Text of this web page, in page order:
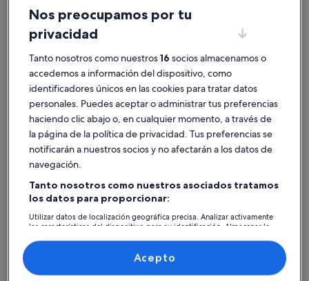
Barbate Alquileres con piscina en Los Caños de Meca
Encuentra el alquiler con piscina
perfecto en Los Caños de Meca
Más información sobre CASA AMBAR 75 m² con piscina,
Más
Nos preocupamos por tu
privacidad
Tanto nosotros como nuestros16 socios almacenamos o
accedemos a información del dispositivo, como
identificadores únicos en las cookies para tratar datos
personales. Puedes aceptar o administrar tus preferencias
haciendo clic abajo o, en cualquier momento, a través de
la página de la política de privacidad. Tus preferencias se
notificarán a nuestros socios y no afectarán a los datos de
navegación.
Tanto nosotros como nuestros asociados tratamos
los datos para proporcionar:
Utilizar datos de localización geográfica precisa. Analizar activamente
las características del dispositivo para su identificación. Almacenar la
contenido personalizados, medición de publicidad y contenido,
investigación de audiencia y desarrollo de servicios.
Acepto